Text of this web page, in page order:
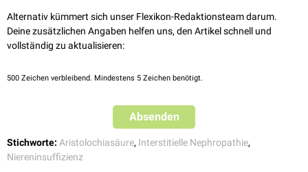
Verunreinigungen mit der giftigen Aristolochiasäure nachgewiesen.
Alternativ kümmert sich unser Flexikon-Redaktionsteam darum.
Deine zusätzlichen Angaben helfen uns, den Artikel schnell und
vollständig zu aktualisieren:
500 Zeichen verbleibend. Mindestens 5 Zeichen benötigt.
Absenden
Stichworte: Aristolochiasäure, Interstitielle Nephropathie,
Niereninsuffizienz